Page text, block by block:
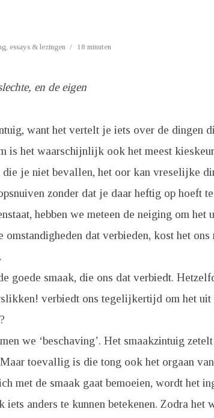
, essays & lezingen 18 minuten
en de eigen
want het vertelt je iets over de dingen
is het waarschijnlijk ook het meest
je niet bevallen, het oor kan vreselijke
zonder dat je daar heftig op hoeft
hebben we meteen de neiging om het
dat verbieden, kost het ons
goede smaak, die ons dat verbiedt.
verbiedt ons tegelijkertijd om het uit
we ‘beschaving’. Het smaakzintuig
toevallig is die tong ook het orgaan
met de smaak gaat bemoeien, wordt het
anders te kunnen betekenen. Zodra het